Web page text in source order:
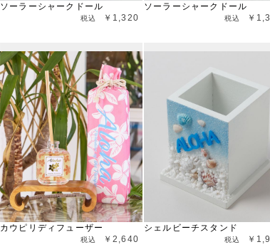
ソーラーシャークドール
￥1,320
ソーラーシャークドール
￥
カウピリディフューザー
￥2,640
シェルビーチスタンド
￥